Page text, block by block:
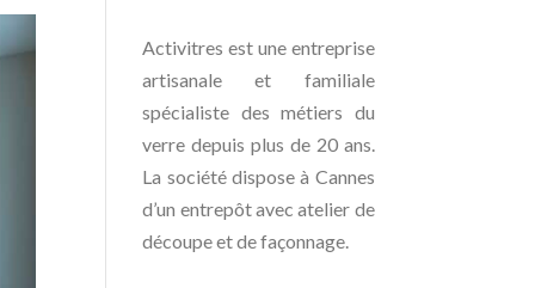
Activitres est une entreprise
artisanale et familiale
spécialiste des métiers du
verre depuis plus de 20 ans.
La société dispose à Cannes
d’un entrepôt avec atelier de
découpe et de façonnage.